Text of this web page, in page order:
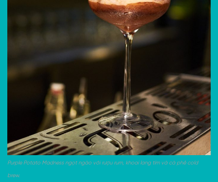
Purple Potato Madness ngọt ngào với rượu rum, khoai lang tím và cà phê cold
brew.